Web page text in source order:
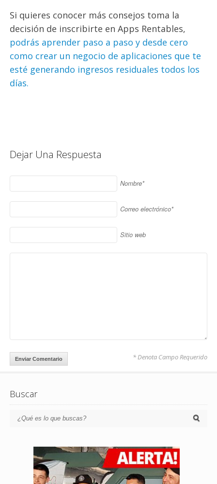
Si quieres conocer más consejos toma la
decisión de inscribirte en Apps Rentables,
podrás aprender paso a paso y desde cero
como crear un negocio de aplicaciones que te
esté generando ingresos residuales todos los
días.
Dejar Una Respuesta
Nombre*
Correo electrónico*
Sitio web
* Denota Campo Requerido
Buscar